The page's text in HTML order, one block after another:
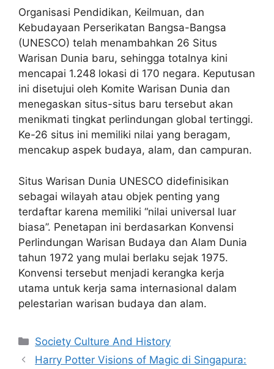
Organisasi Pendidikan, Keilmuan, dan
Kebudayaan Perserikatan Bangsa-Bangsa
(UNESCO) telah menambahkan 26 Situs
Warisan Dunia baru, sehingga totalnya kini
mencapai 1.248 lokasi di 170 negara. Keputusan
ini disetujui oleh Komite Warisan Dunia dan
menegaskan situs-situs baru tersebut akan
menikmati tingkat perlindungan global tertinggi.
Ke-26 situs ini memiliki nilai yang beragam,
mencakup aspek budaya, alam, dan campuran.
Situs Warisan Dunia UNESCO didefinisikan
sebagai wilayah atau objek penting yang
terdaftar karena memiliki “nilai universal luar
biasa”. Penetapan ini berdasarkan Konvensi
Perlindungan Warisan Budaya dan Alam Dunia
tahun 1972 yang mulai berlaku sejak 1975.
Konvensi tersebut menjadi kerangka kerja
utama untuk kerja sama internasional dalam
pelestarian warisan budaya dan alam.
Categories
Society Culture And History
Harry Potter Visions of Magic di Singapura: